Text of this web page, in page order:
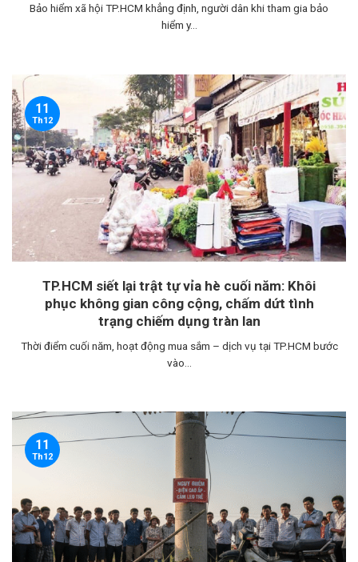
Bảo hiểm xã hội TP.HCM khẳng định, người dân khi tham gia bảo
hiểm y...
TP.HCM siết lại trật tự vỉa hè cuối năm: Khôi
phục không gian công cộng, chấm dứt tình
trạng chiếm dụng tràn lan
Thời điểm cuối năm, hoạt động mua sắm – dịch vụ tại TP.HCM bước
vào...
11
Th12
11
Th12